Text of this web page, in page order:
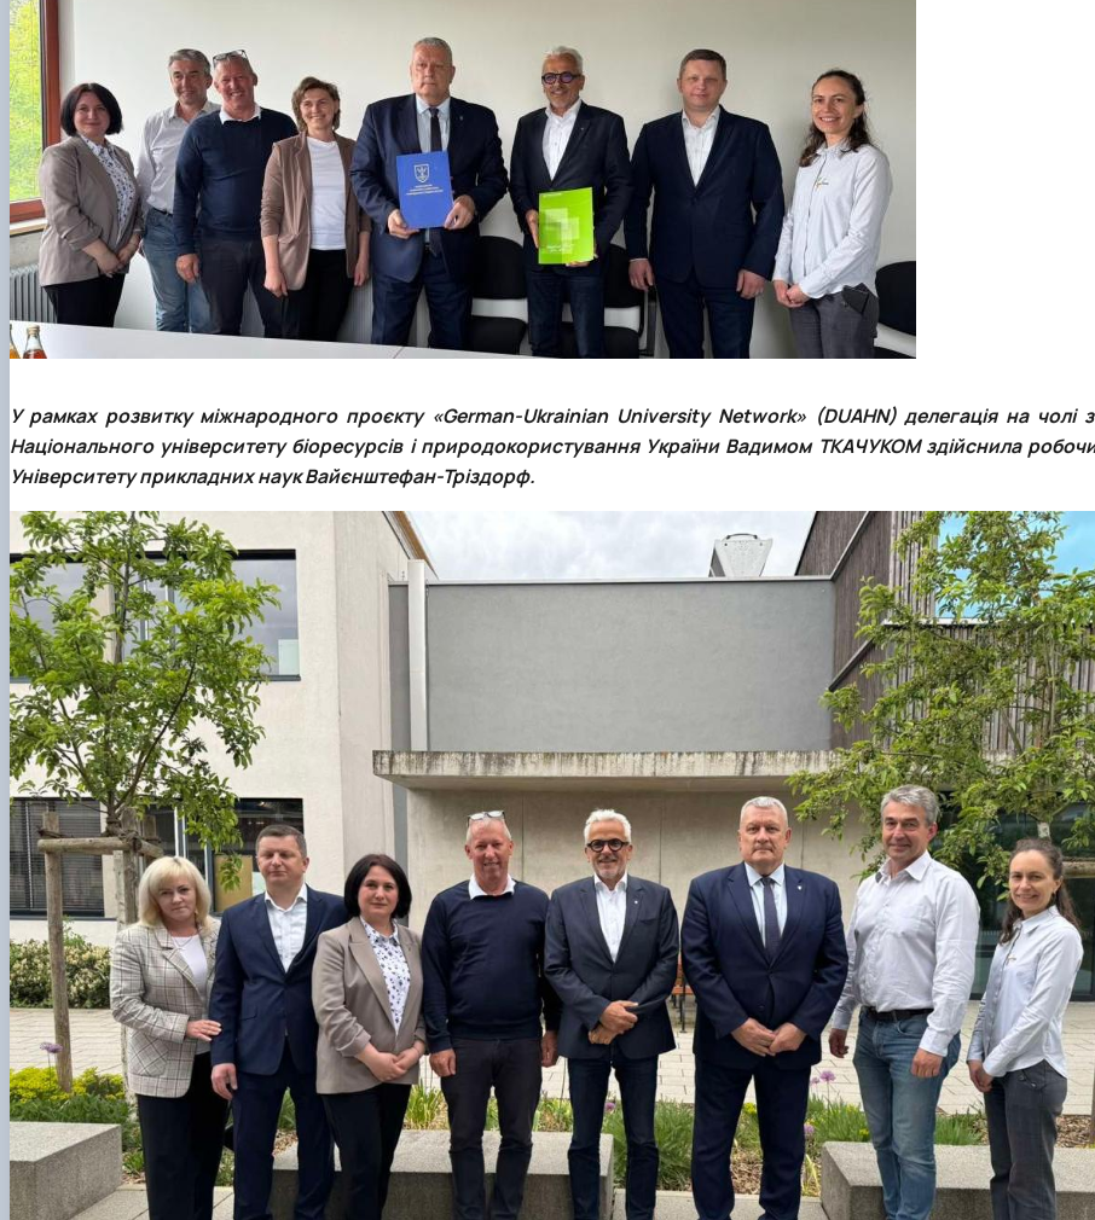
У рамках розвитку міжнародного проєкту «German-Ukrainian University Network» (DUAHN) делегація на чолі
Національного університету біоресурсів і природокористування України Вадимом ТКАЧУКОМ здійснила
Університету прикладних наук Вайєнштефан-Тріздорф.